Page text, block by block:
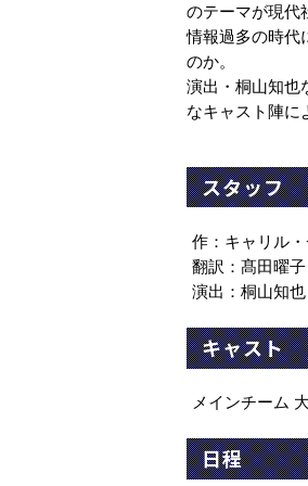
のテーマが現代
情報過多の時代
のか。
演出・桐山知也
なキャスト陣に
スタッフ
作：キャリル
翻訳：髙田曜子
演出：桐山知也
キャスト
メインチーム
日程